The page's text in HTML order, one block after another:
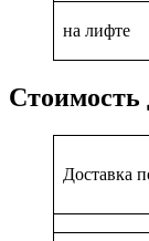
на лифте
Стоимость
Доставка